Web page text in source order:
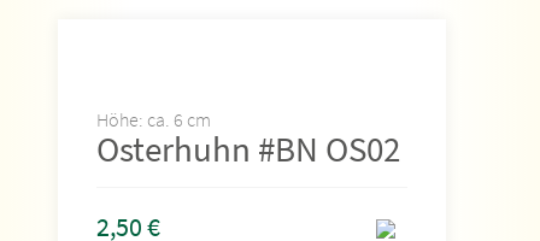
Höhe: ca. 6 cm
Osterhuhn #BN OS02
2,50€